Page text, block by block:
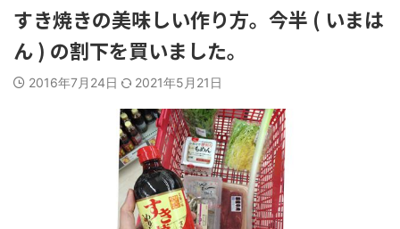
すき焼きの美味しい作り方。今半 ( いまは
ん ) の割下を買いました。
2016年7月24日 2021年5月21日